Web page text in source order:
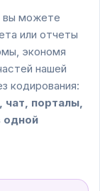
вы можете
или отчеты
экономя
нашей
кодирования:
порталы,
одной